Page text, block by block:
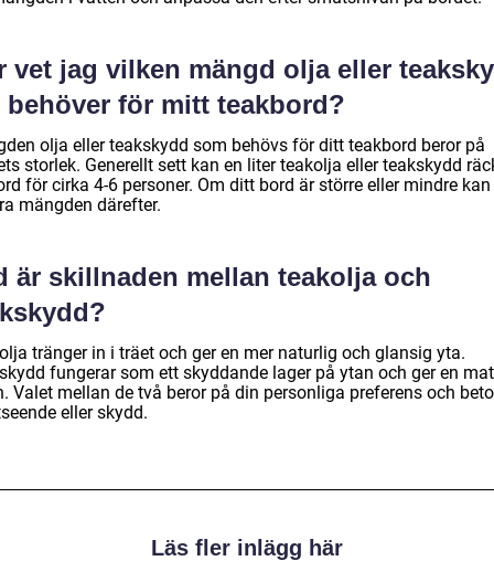
vet jag vilken mängd olja eller
behöver för mitt teakbord?
olja eller teakskydd som behövs för ditt teakbord beror på
storlek. Generellt sett kan en liter teakolja eller teakskydd
för cirka 4-6 personer. Om ditt bord är större eller mindre
mängden därefter.
är skillnaden mellan teakolja och
tränger in i träet och ger en mer naturlig och glansig yta.
fungerar som ett skyddande lager på ytan och ger en
Valet mellan de två beror på din personliga preferens och
eller skydd.
Läs fler inlägg här